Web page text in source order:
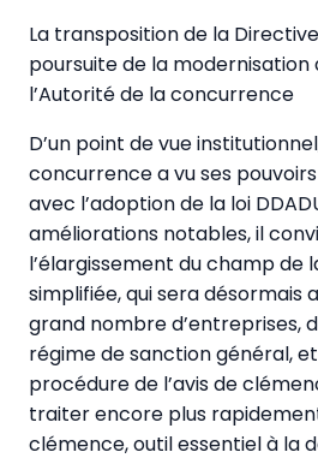
La transposition de la
poursuite de la modernisation
l’Autorité de la concurrence
D’un point de vue
concurrence a vu ses
avec l’adoption de la loi
améliorations notables, il
l’élargissement du champ de
simplifiée, qui sera désormais
grand nombre d’entreprises,
régime de sanction général,
procédure de l’avis de
traiter encore plus
clémence, outil essentiel à la